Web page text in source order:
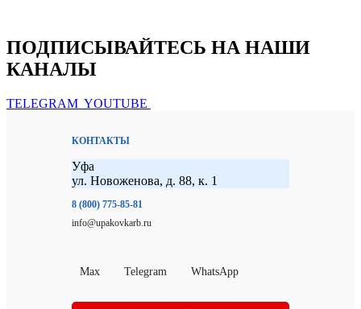
ПОДПИСЫВАЙТЕСЬ НА НАШИ
КАНАЛЫ
TELEGRAM YOUTUBE
КОНТАКТЫ
Уфа
ул. Новоженова, д. 88, к. 1
8 (800) 775-85-81
info@upakovkarb.ru
Max Telegram WhatsApp